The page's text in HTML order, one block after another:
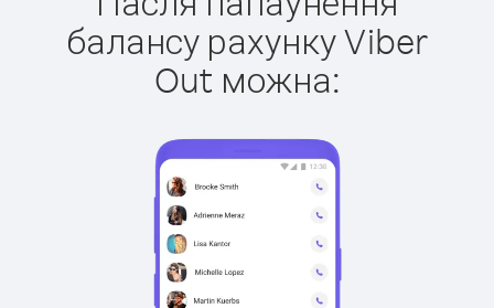
балансу рахунку Viber
Out можна: